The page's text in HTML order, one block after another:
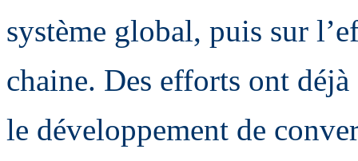
système global, puis sur
chaine. Des efforts ont
le développement de